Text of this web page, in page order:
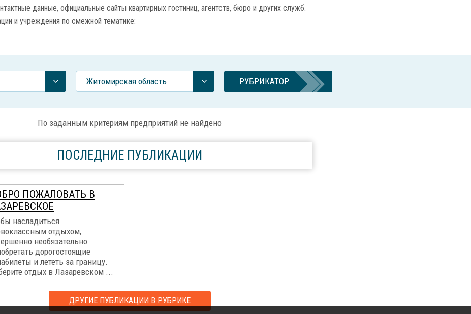
данные, официальные сайты квартирных гостиниц, агентств, бюро и других служб.
и учреждения по смежной тематике:
Житомирская область РУБРИКАТОР
По заданным критериям предприятий не найдено
ПОСЛЕДНИЕ ПУБЛИКАЦИИ
ПОЖАЛОВАТЬ В
насладиться
отдыхом,
необязательно
дорогостоящие
и лететь за границу.
отдых в Лазаревском ...
ДРУГИЕ ПУБЛИКАЦИИ В РУБРИКЕ